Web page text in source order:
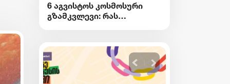
6 აგვისტოს კოსმოსური
გზამკვლევი: რას